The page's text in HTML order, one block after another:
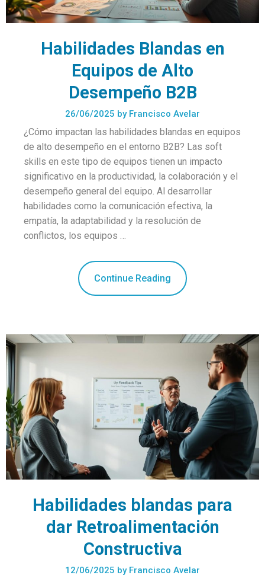
Habilidades Blandas en
Equipos de Alto
Desempeño B2B
26/06/2025 byFrancisco Avelar
¿Cómo impactan las habilidades blandas en equipos
de alto desempeño en el entorno B2B? Las soft
skills en este tipo de equipos tienen un impacto
significativo en la productividad, la colaboración y el
desempeño general del equipo. Al desarrollar
habilidades como la comunicación efectiva, la
empatía, la adaptabilidad y la resolución de
conflictos, los equipos …
Continue Reading
Habilidades blandas para
dar Retroalimentación
Constructiva
12/06/2025 byFrancisco Avelar